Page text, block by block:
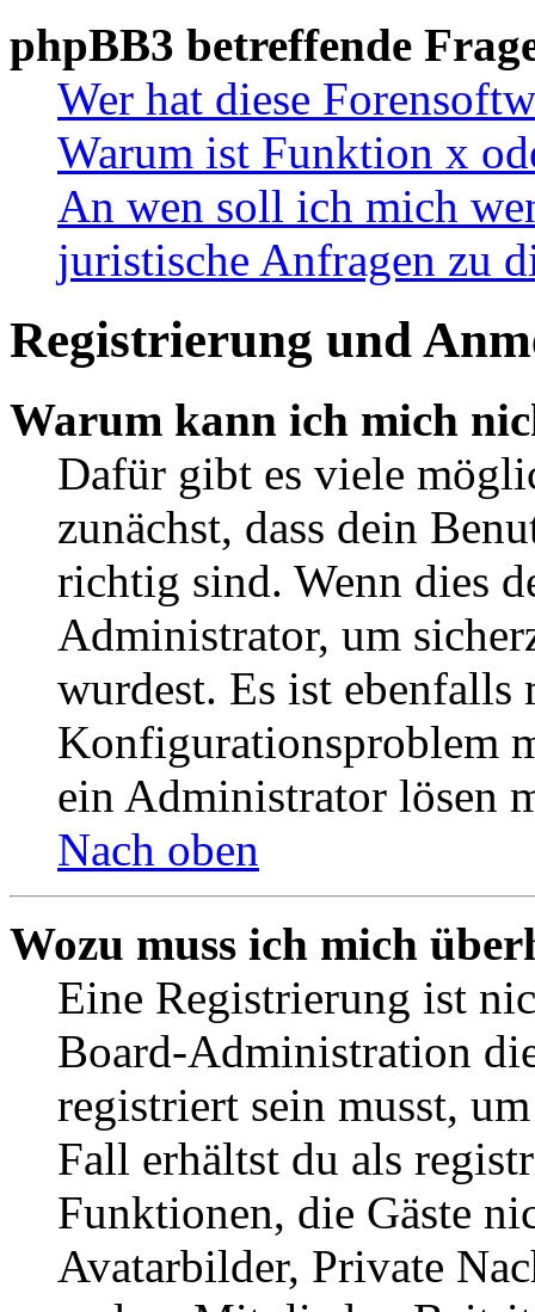
phpBB3 betreffende
Wer hat diese
Warum ist Funktion x
An wen soll ich mich
juristische Anfragen zu
Registrierung und
Warum kann ich mich
Dafür gibt es viele
zunächst, dass dein
richtig sind. Wenn dies
Administrator, um
wurdest. Es ist ebenfalls
Konfigurationsproblem
ein Administrator lösen
Nach oben
Wozu muss ich mich
Eine Registrierung ist
Board-Administration
registriert sein musst,
Fall erhältst du als
Funktionen, die Gäste
Avatarbilder, Private